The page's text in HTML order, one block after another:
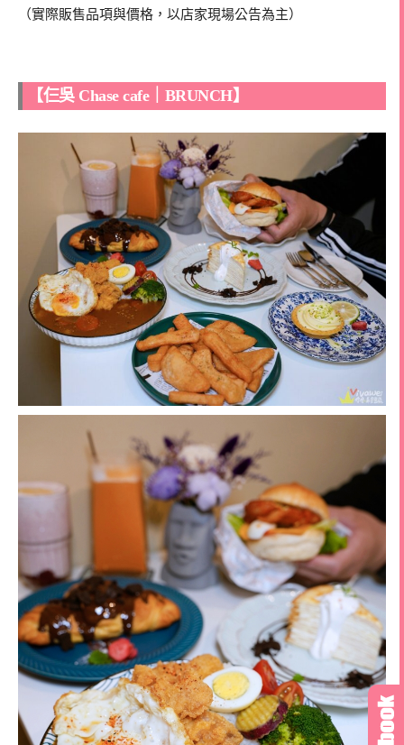
（實際販售品項與價格，以店家現場公告為主）
【仨吳 Chase cafe｜BRUNCH】